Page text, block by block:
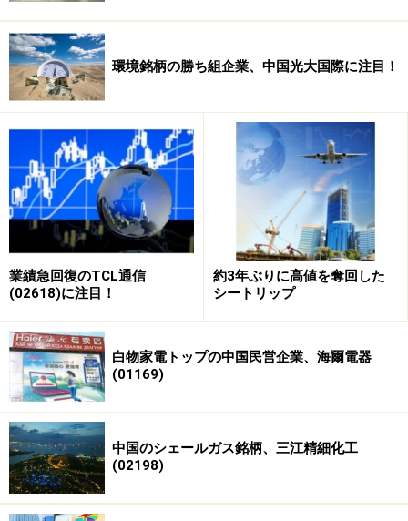
環境銘柄の勝ち組企業、中国光大国際に注目！
業績急回復のTCL通信
(02618)に注目！
約3年ぶりに高値を奪回した
シートリップ
白物家電トップの中国民営企業、海爾電器
(01169)
中国のシェールガス銘柄、三江精細化工
(02198)